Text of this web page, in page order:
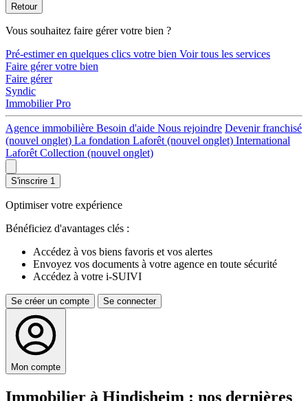
Retour
Vous souhaitez faire gérer votre bien ?
Pré-estimer en quelques clics votre bien Voir tous les services
Faire gérer votre bien
Faire gérer
Syndic
Immobilier Pro
Agence immobilière Besoin d'aide Nous rejoindre Devenir franchisé
(nouvel onglet) La fondation Laforêt (nouvel onglet) International
Laforêt Collection (nouvel onglet)
S'inscrire 1
Optimiser votre expérience
Bénéficiez d'avantages clés :
Accédez à vos biens favoris et vos alertes
Envoyez vos documents à votre agence en toute sécurité
Accédez à votre i-SUIVI
Se créer un compte Se connecter
Mon compte
Immobilier à Hindisheim : nos dernières